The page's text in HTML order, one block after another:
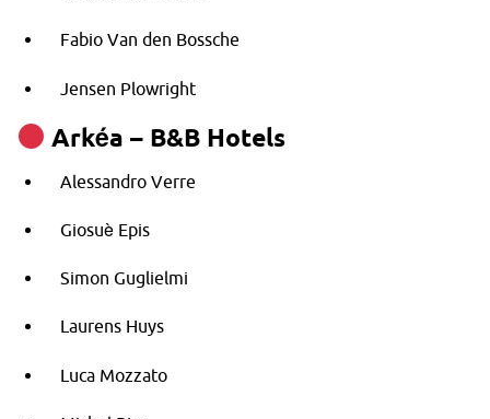
Fabio Van den Bossche
Jensen Plowright
Arkéa – B&B Hotels
Alessandro Verre
Giosuè Epis
Simon Guglielmi
Laurens Huys
Luca Mozzato